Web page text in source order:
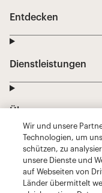
Wir und unsere
Technologien, um
schützen, zu
unsere Dienste und
auf Webseiten von
Länder übermittelt